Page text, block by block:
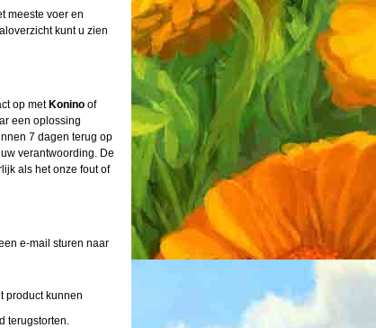
meeste voer en
kunt u zien
op met Konino of
een oplossing
7 dagen terug op
verantwoording. De
als het onze fout of
e-mail sturen naar
product kunnen
terugstorten.